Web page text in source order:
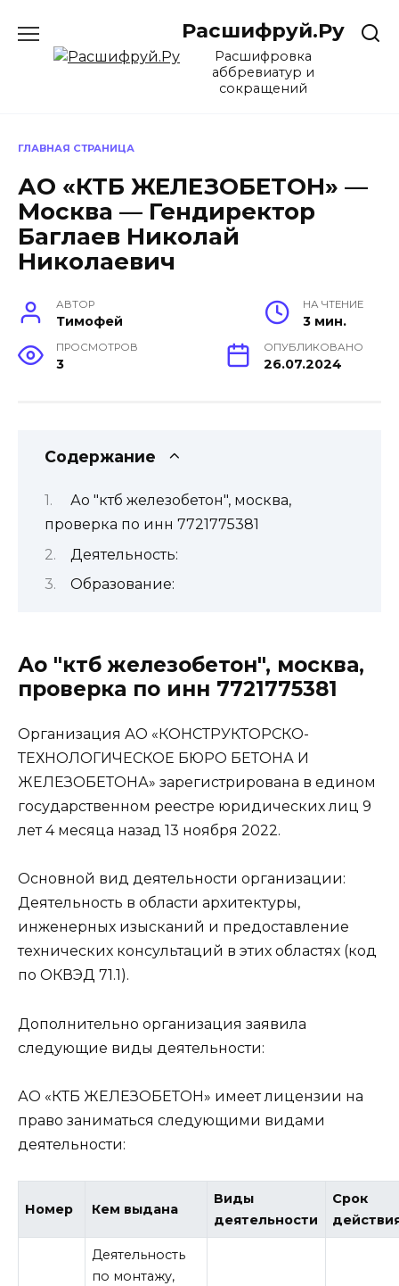
содержанию
Расшифруй.Ру
Расшифровка
аббревиатур и
сокращений
ГЛАВНАЯ СТРАНИЦА
АО «КТБ ЖЕЛЕЗОБЕТОН» —
Москва — Гендиректор
Баглаев Николай
Николаевич
АВТОР
Тимофей
НА ЧТЕНИЕ
3 мин.
ПРОСМОТРОВ
3
ОПУБЛИКОВАНО
26.07.2024
Содержание
Ао "ктб железобетон", москва,
проверка по инн 7721775381
Деятельность:
Образование:
Ао "ктб железобетон", москва,
проверка по инн 7721775381
Организация АО «КОНСТРУКТОРСКО-
ТЕХНОЛОГИЧЕСКОЕ БЮРО БЕТОНА И
ЖЕЛЕЗОБЕТОНА» зарегистрирована в едином
государственном реестре юридических лиц 9
лет 4 месяца назад 13 ноября 2022.
Основной вид деятельности организации:
Деятельность в области архитектуры,
инженерных изысканий и предоставление
технических консультаций в этих областях (код
по ОКВЭД 71.1).
Дополнительно организация заявила
следующие виды деятельности:
АО «КТБ ЖЕЛЕЗОБЕТОН» имеет лицензии на
право заниматься следующими видами
деятельности:
Номер Кем выдана
Виды
деятельности
Срок
Деятельность
по монтажу,